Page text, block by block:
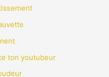
ton youtubeur